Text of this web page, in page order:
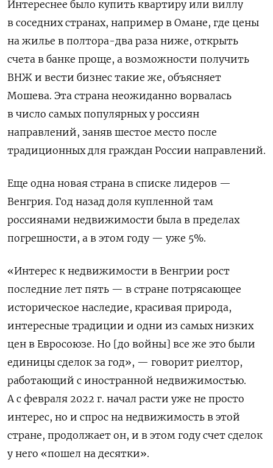
Интереснее было купить квартиру или виллу
в соседних странах, например в Омане, где цены
на жилье в полтора-два раза ниже, открыть
счета в банке проще, а возможности получить
ВНЖ и вести бизнес такие же, объясняет
Мошева. Эта страна неожиданно ворвалась
в число самых популярных у россиян
направлений, заняв шестое место после
традиционных для граждан России направлений.
Еще одна новая страна в списке лидеров —
Венгрия. Год назад доля купленной там
россиянами недвижимости была в пределах
погрешности, а в этом году — уже 5%.
«Интерес к недвижимости в Венгрии рост
последние лет пять — в стране потрясающее
историческое наследие, красивая природа,
интересные традиции и одни из самых низких
цен в Евросоюзе. Но [до войны] все же это были
единицы сделок за год», — говорит риелтор,
работающий с иностранной недвижимостью.
А с февраля 2022 г. начал расти уже не просто
интерес, но и спрос на недвижимость в этой
стране, продолжает он, и в этом году счет сделок
у него «пошел на десятки».